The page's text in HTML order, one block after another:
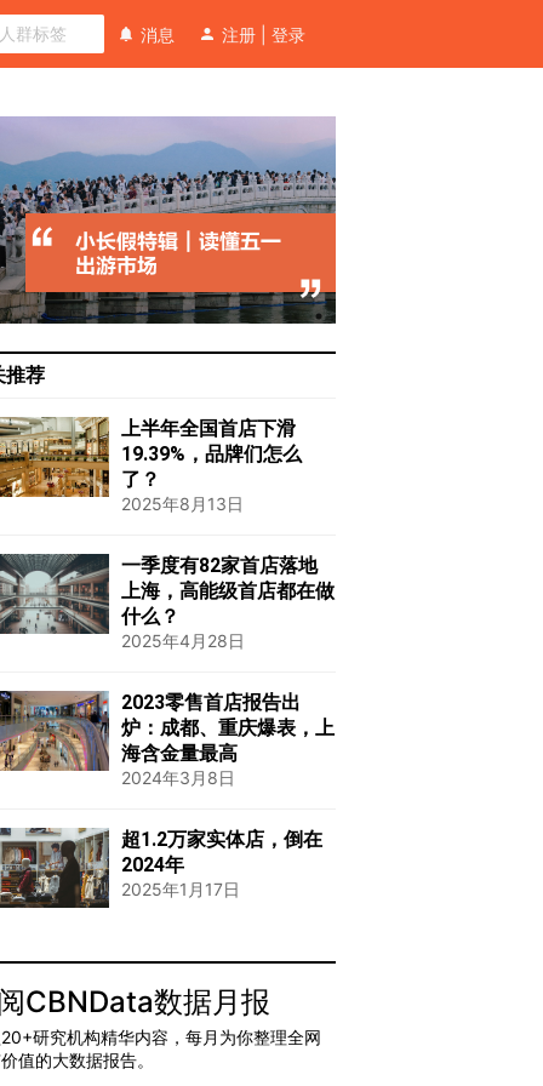
消息 注册 登录
推荐
上半年全国首店下滑
19.39%，品牌们怎么
了？
2025年8月13日
一季度有82家首店落地
上海，高能级首店都在做
什么？
2025年4月28日
2023零售首店报告出
炉：成都、重庆爆表，上
海含金量最高
2024年3月8日
超1.2万家实体店，倒在
2024年
2025年1月17日
CBNData数据月报
研究机构精华内容，每月为你整理全网
值的大数据报告。